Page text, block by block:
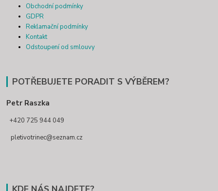
Obchodní podmínky
GDPR
Reklamační podmínky
Kontakt
Odstoupení od smlouvy
POTŘEBUJETE PORADIT S VÝBĚREM?
Petr Raszka
+420 725 944 049
pletivotrinec@seznam.cz